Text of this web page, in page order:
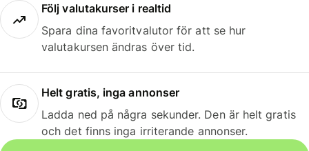
Följ valutakurser i realtid
Spara dina favoritvalutor för att se hur
valutakursen ändras över tid.
Helt gratis, inga annonser
Ladda ned på några sekunder. Den är helt gratis
och det finns inga irriterande annonser.